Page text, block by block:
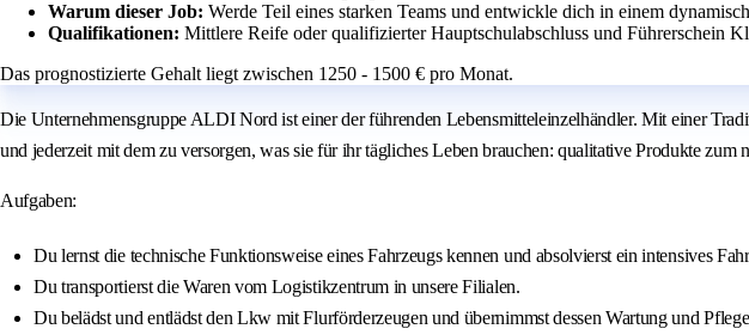
Warum dieser Job: Werde Teil eines starken Teams und entwickle dich in einem
Qualifikationen: Mittlere Reife oder qualifizierter Hauptschulabschluss und Führerschein
Das prognostizierte Gehalt liegt zwischen 1250 - 1500 € pro Monat.
Die Unternehmensgruppe ALDI Nord ist einer der führenden Lebensmitteleinzelhändler. Mit einer
und jederzeit mit dem zu versorgen, was sie für ihr tägliches Leben brauchen: qualitative Produkte zum
Aufgaben:
Du lernst die technische Funktionsweise eines Fahrzeugs kennen und absolvierst ein intensives
Du transportierst die Waren vom Logistikzentrum in unsere Filialen.
Du belädst und entlädst den Lkw mit Flurförderzeugen und übernimmst dessen Wartung und